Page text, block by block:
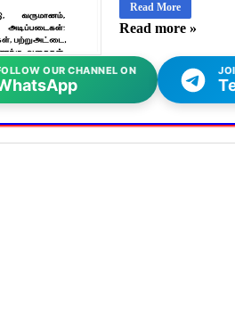
Read More
Read more »
OUR CHANNEL ON